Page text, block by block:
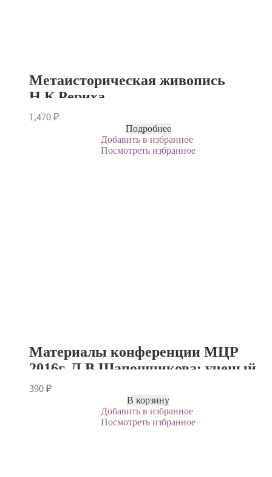
Метаисторическая живопись
Н.К.Рериха
1,470 ₽
Подробнее
Добавить в избранное
Посмотреть избранное
Материалы конференции МЦР
2016г. Л.В.Шапошникова: ученый,
мыслитель, общественный
деятель». К 90-летию со дня
390 ₽
В корзину
Добавить в избранное
Посмотреть избранное